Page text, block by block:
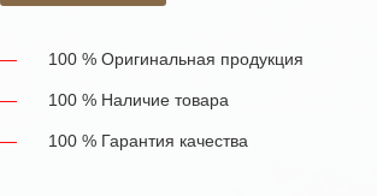
100 % Оригинальная продукция
100 % Наличие товара
100 % Гарантия качества